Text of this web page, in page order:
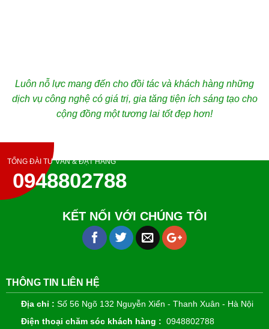
Luôn nỗ lực mang đến cho đồi tác và khách hàng những
dịch vụ công nghệ có giá trị, gia tăng tiện ích sáng tạo cho
cộng đồng một tương lai tốt đẹp hơn!
TỔNG ĐÀI TƯ VẤN & ĐẶT HÀNG
0948802788
KẾT NỐI VỚI CHÚNG TÔI
THÔNG TIN LIÊN HỆ
Địa chỉ : Số 56 Ngõ 132 Nguyễn Xiển - Thanh Xuân - Hà Nội
Điện thoại chăm sóc khách hàng : 0948802788